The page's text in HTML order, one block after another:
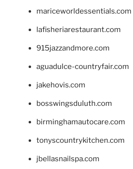
mariceworldessentials.com
lafisheriarestaurant.com
915jazzandmore.com
aguadulce-countryfair.com
jakehovis.com
bosswingsduluth.com
birminghamautocare.com
tonyscountrykitchen.com
jbellasnailspa.com